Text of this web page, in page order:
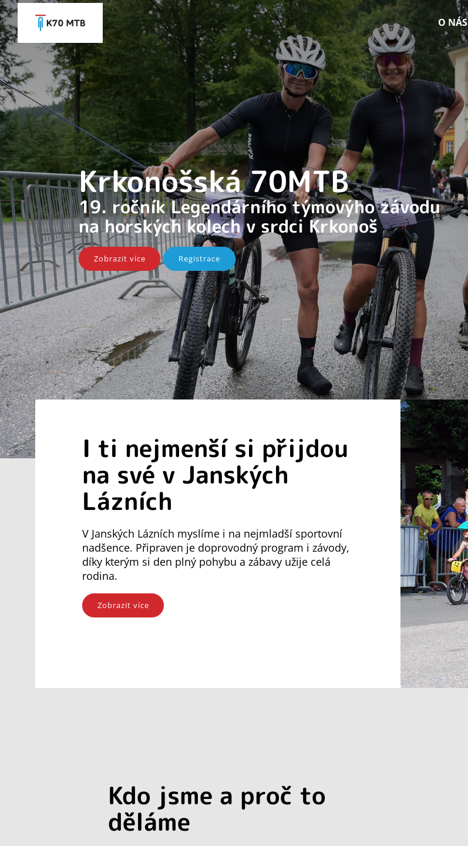
O NÁS
Krkonošská 70MTB
19. ročník Legendárního týmovýho závodu
na horských kolech v srdci Krkonoš
Zobrazit více Registrace
I ti nejmenší si přijdou
na své v Janských
Lázních
V Janských Lázních myslíme i na nejmladší sportovní
nadšence. Připraven je doprovodný program i závody,
díky kterým si den plný pohybu a zábavy užije celá
rodina.
Zobrazit více
Kdo jsme a proč to
děláme